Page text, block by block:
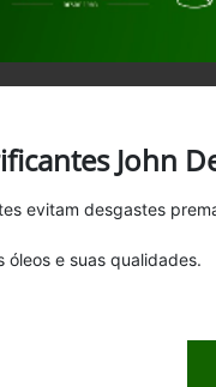
John
evitam desgastes
óleos e suas qualidades.